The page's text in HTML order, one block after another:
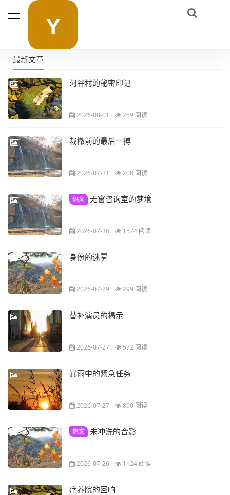
最新文章
河谷村的秘密印记
2026-08-01 259 阅读
裁撤前的最后一搏
2026-07-31 208 阅读
热文 无窗咨询室的梦境
2026-07-30 1574 阅读
身份的迷雾
2026-07-29 299 阅读
替补演员的揭示
2026-07-27 572 阅读
暴雨中的紧急任务
2026-07-27 890 阅读
热文 未冲洗的合影
2026-07-26 1124 阅读
疗养院的回响